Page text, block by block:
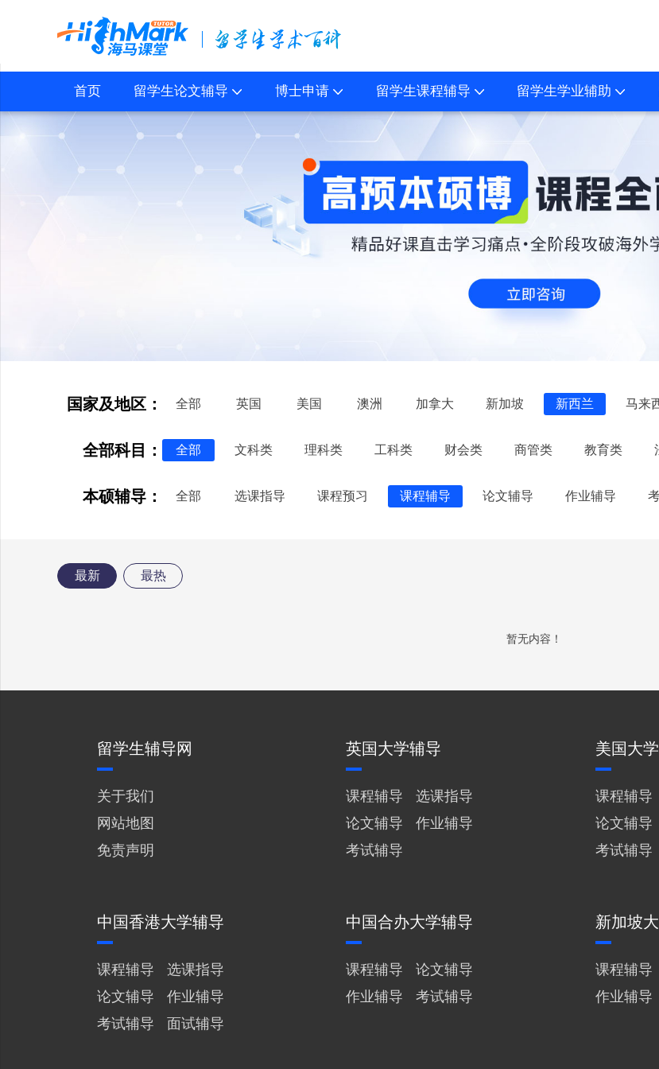
首页 留学生论文辅导 博士申请 留学生课程辅导 留学生学业辅助
国家及地区： 全部 英国 美国 澳洲 加拿大 新加坡 新西兰 马来
全部科目： 全部 文科类 理科类 工科类 财会类 商管类 教育类
本硕辅导： 全部 选课指导 课程预习 课程辅导 论文辅导 作业辅导
最新 最热
暂无内容！
留学生辅导网
关于我们
网站地图
免责声明
英国大学辅导
课程辅导
选课指导
论文辅导
作业辅导
考试辅导
美国大
课程辅导
论文辅导
考试辅导
中国香港大学辅导
课程辅导
选课指导
论文辅导
作业辅导
考试辅导
面试辅导
中国合办大学辅导
课程辅导
论文辅导
作业辅导
考试辅导
新加坡
课程辅导
作业辅导